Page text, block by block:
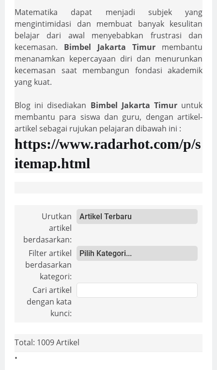
Matematika dapat menjadi subjek yang
mengintimidasi dan membuat banyak kesulitan
belajar dari awal menyebabkan frustrasi dan
kecemasan. Bimbel Jakarta Timur membantu
menanamkan kepercayaan diri dan menurunkan
kecemasan saat membangun fondasi akademik
yang kuat.
Blog ini disediakan Bimbel Jakarta Timuruntuk
membantu para siswa dan guru, dengan artikel-
artikel sebagai rujukan pelajaran dibawah ini :
https://www.radarhot.com/p/s
itemap.html
Urutkan
artikel
berdasarkan:
Filter artikel
berdasarkan
kategori:
Cari artikel
dengan kata
kunci:
Total: 1009 Artikel